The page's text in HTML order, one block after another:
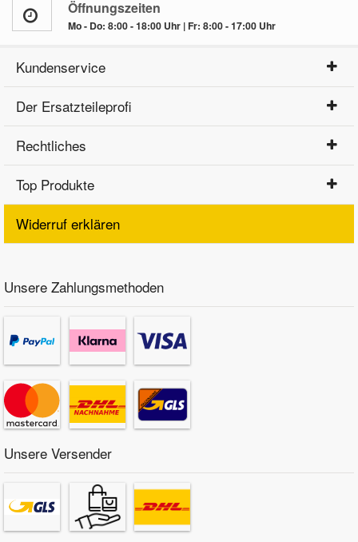
Öffnungszeiten
Mo - Do: 8:00 - 18:00 Uhr | Fr: 8:00 - 17:00 Uhr
Kundenservice
Der Ersatzteileprofi
Rechtliches
Top Produkte
Widerruf erklären
Unsere Zahlungsmethoden
Unsere Versender